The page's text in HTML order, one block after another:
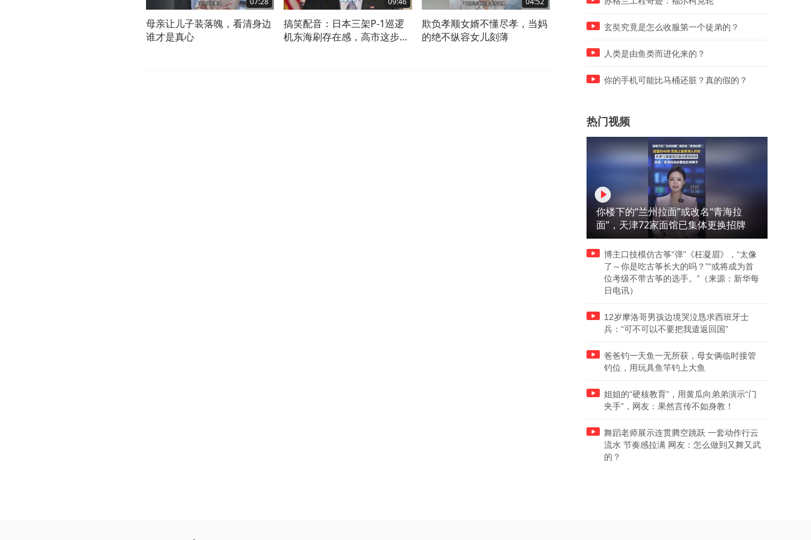
母亲让儿子装落魄，看清身边
谁才是真心
搞笑配音：日本三架P-1巡逻
机东海刷存在感，高市这步棋
欺负孝顺女婿不懂尽孝，当妈
的绝不纵容女儿刻薄
孩子视力杀手不是手机，而
不用吃读书的苦，却要吃康
玄奘究竟是怎么收服第一个徒弟的？
人类是由鱼类而进化来的？
你的手机可能比马桶还脏？真的假的？
热门视频
你楼下的“兰州拉面”或改名“青海拉
面”，天津72家面馆已集体更换招牌
博主口技模仿古筝“弹”《枉凝眉》，“太像
了～你是吃古筝长大的吗？”“或将成为首
位考级不带古筝的选手。”（来源：新华每
日电讯）
12岁摩洛哥男孩边境哭泣恳求西班牙士
兵：“可不可以不要把我遣返回国”
爸爸钓一天鱼一无所获，母女俩临时接管
钓位，用玩具鱼竿钓上大鱼
姐姐的“硬核教育”，用黄瓜向弟弟演示“门
夹手”，网友：果然言传不如身教！
舞蹈老师展示连贯腾空跳跃 一套动作行云
流水 节奏感拉满 网友：怎么做到又舞又武
的？